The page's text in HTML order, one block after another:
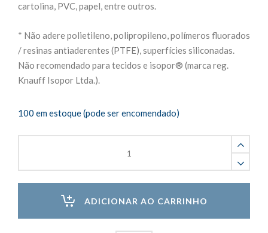
cartolina, PVC, papel, entre outros.
* Não adere polietileno, polipropileno, polímeros fluorados
/ resinas antiaderentes (PTFE), superfícies siliconadas.
Não recomendado para tecidos e isopor® (marca reg.
Knauff Isopor Ltda.).
100 em estoque (pode ser encomendado)
ADICIONAR AO CARRINHO